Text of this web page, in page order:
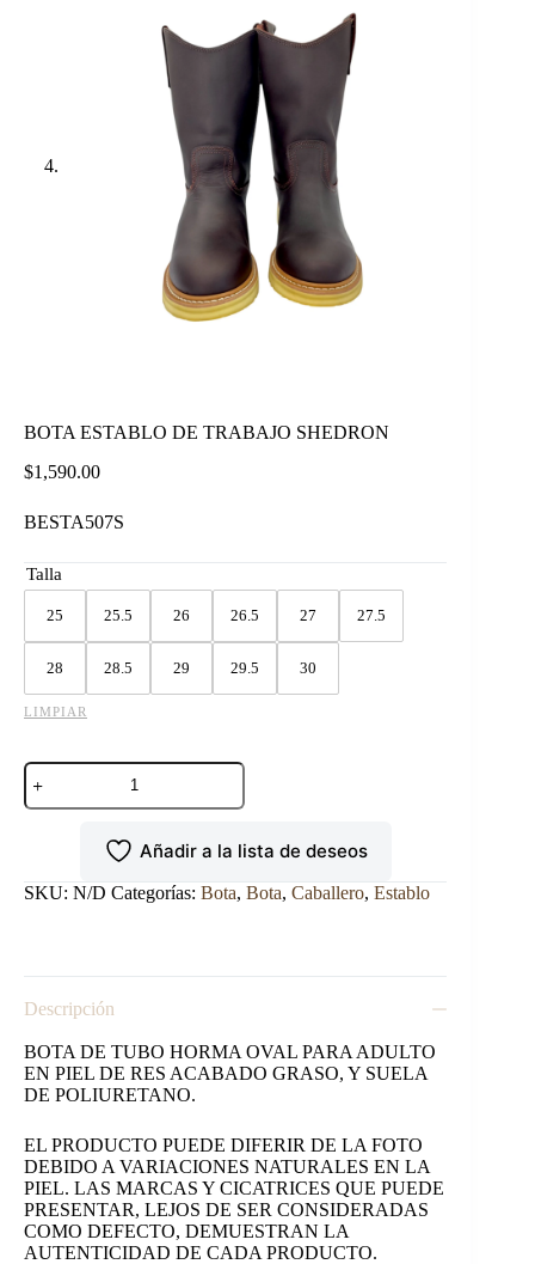
BOTA ESTABLO DE TRABAJO SHEDRON
$1,590.00
BESTA507S
Talla
25 25.5 26 26.5 27 27.5
28 28.5 29 29.5 30
LIMPIAR
BOTA
ESTABLO
DE
SHEDRON
Añadir a la lista de deseos
SKU: N/D Categorías: Bota, Bota, Caballero, Establo
Descripción
BOTA DE TUBO HORMA OVAL PARA ADULTO
EN PIEL DE RES ACABADO GRASO, Y SUELA
DE POLIURETANO.
EL PRODUCTO PUEDE DIFERIR DE LA FOTO
DEBIDO A VARIACIONES NATURALES EN LA
PIEL. LAS MARCAS Y CICATRICES QUE PUEDE
PRESENTAR, LEJOS DE SER CONSIDERADAS
COMO DEFECTO, DEMUESTRAN LA
AUTENTICIDAD DE CADA PRODUCTO.